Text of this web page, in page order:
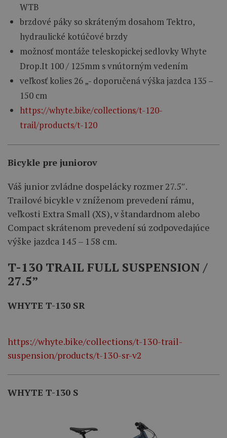
WTB
brzdové páky so skráteným dosahom Tektro,
hydraulické kotúčové brzdy
možnosť montáže teleskopickej sedlovky Whyte
Drop.It 100 / 125mm s vnútorným vedením
veľkosť kolies 26 „- doporučená výška jazdca 135 –
150 cm
https://whyte.bike/collections/t-120-
trail/products/t-120
Bicykle pre juniorov
Váš junior zvládne dospelácky rozmer 27.5″.
Trailové bicykle v zníženom prevedení rámu,
veľkosti Extra Small (XS), v štandardnom alebo
Compact skrátenom prevedení sú zodpovedajúce
výške jazdca 145 – 158 cm.
T-130 TRAIL FULL SUSPENSION /
27.5”
WHYTE T-130 SR
https://whyte.bike/collections/t-130-trail-
suspension/products/t-130-sr-v2
WHYTE T-130 S